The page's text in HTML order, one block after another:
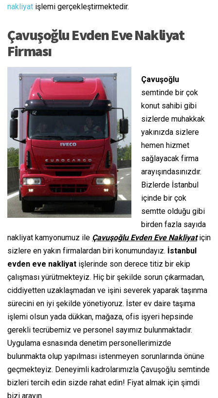
nakliyat işlemi gerçekleştirmektedir.
Çavuşoğlu Evden Eve Nakliyat
Firması
Çavuşoğlu
semtinde bir çok
konut sahibi gibi
sizlerde muhakkak
yakınızda sizlere
hemen hizmet
sağlayacak firma
arayışındasınızdır.
Bizlerde İstanbul
içinde bir çok
semtte olduğu gibi
birden fazla sayıda
nakliyat kamyonumuz ile Çavuşoğlu Evden Eve Nakliyatiçin
sizlere en yakın firmalardan biri konumundayız. İstanbul
evden eve nakliyat işlerinde son derece titiz bir ekip
çalışması yürütmekteyiz. Hiç bir şekilde sorun çıkarmadan,
ciddiyetten uzaklaşmadan ve işini severek yaparak taşınma
sürecini en iyi şekilde yönetiyoruz. İster ev daire taşıma
işlemi olsun yada dükkan, mağaza, ofis işyeri hepsinde
gerekli tecrübemiz ve personel sayımız bulunmaktadır.
Uygulama esnasında denetim personellerimizde
bulunmakta olup yapılması istenmeyen sorunlarında önüne
geçmekteyiz. Deneyimli kadrolarımızla Çavuşoğlu semtinde
bizleri tercih edin sizde rahat edin! Fiyat almak için şimdi
bizi arayın.